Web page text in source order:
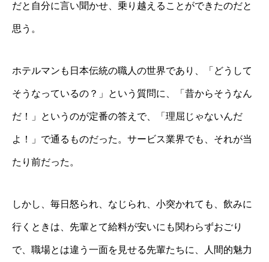
だと自分に言い聞かせ、乗り越えることができたのだと
思う。
ホテルマンも日本伝統の職人の世界であり、「どうして
そうなっているの？」という質問に、「昔からそうなん
だ！」というのが定番の答えで、「理屈じゃないんだ
よ！」で通るものだった。サービス業界でも、それが当
たり前だった。
しかし、毎日怒られ、なじられ、小突かれても、飲みに
行くときは、先輩とて給料が安いにも関わらずおごり
で、職場とは違う一面を見せる先輩たちに、人間的魅力